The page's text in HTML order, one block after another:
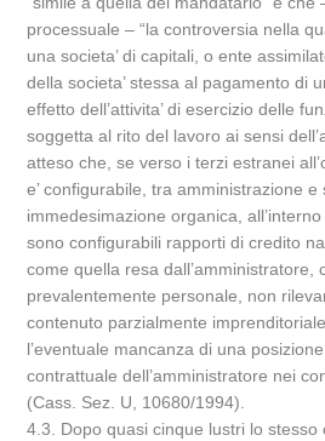
processuale – “la controversia nella
una societa’ di capitali, o ente
della societa’ stessa al pagamento di
effetto dell’attivita’ di esercizio delle
soggetta al rito del lavoro ai sensi
atteso che, se verso i terzi estranei
e’ configurabile, tra amministrazione e
immedesimazione organica,
sono configurabili rapporti di credito
come quella resa dall’amministratore,
prevalentemente personale, non
contenuto parzialmente imprenditoriale
l’eventuale mancanza di una
contrattuale dell’amministratore nei
(Cass. Sez. U, 10680/1994).
4.3. Dopo quasi cinque lustri lo stesso